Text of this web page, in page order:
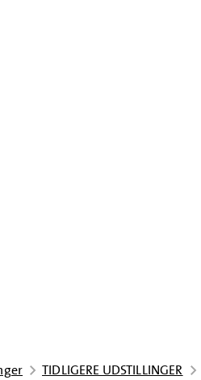
TIDLIGERE UDSTILLINGER